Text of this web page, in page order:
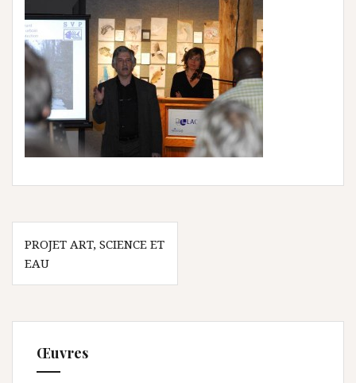
Navigation
de
l’article
PROJET ART, SCIENCE ET
EAU
Œuvres